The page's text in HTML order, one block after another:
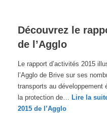
Découvrez le
de l’Agglo
Le rapport d’activités 2015
l’Agglo de Brive sur ses
transports au développement
la protection de… Lire la
2015 de l’Agglo